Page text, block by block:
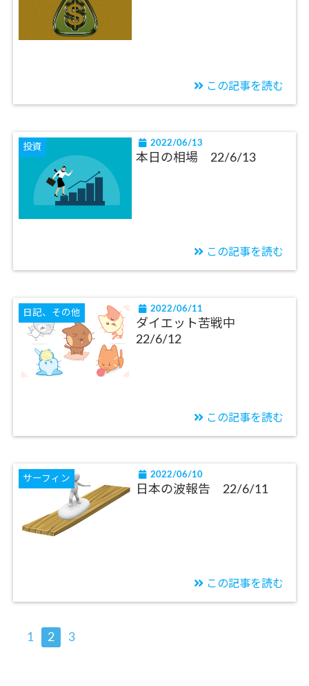
この記事を読む
投資 2022/06/13
本日の相場 22/6/13
この記事を読む
日記、その他 2022/06/11
ダイエット苦戦中
22/6/12
この記事を読む
サーフィン 2022/06/10
日本の波報告 22/6/11
この記事を読む
1 2 3